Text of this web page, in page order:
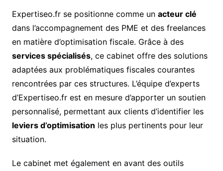
Expertiseo.fr se positionne comme un acteur clé
dans l’accompagnement des PME et des freelances
en matière d’optimisation fiscale. Grâce à des
services spécialisés, ce cabinet offre des solutions
adaptées aux problématiques fiscales courantes
rencontrées par ces structures. L’équipe d’experts
d’Expertiseo.fr est en mesure d’apporter un soutien
personnalisé, permettant aux clients d’identifier les
leviers d’optimisation les plus pertinents pour leur
situation.
Le cabinet met également en avant des outils